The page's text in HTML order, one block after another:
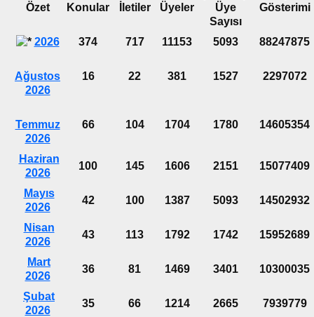
Özet
Konular
İletiler
Üyeler
Üye
Sayısı
Gösterimi
2026 374 717 11153 5093 88247875
Ağustos
2026
16 22 381 1527 2297072
Temmuz
2026
66 104 1704 1780 14605354
Haziran
2026
100 145 1606 2151 15077409
Mayıs
2026
42 100 1387 5093 14502932
Nisan
2026
43 113 1792 1742 15952689
Mart
2026
36 81 1469 3401 10300035
Şubat
2026
35 66 1214 2665 7939779